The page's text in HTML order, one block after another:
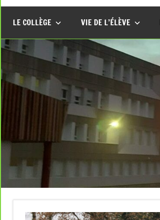
LE COLLÈGE VIE DE L’ÉLÈVE